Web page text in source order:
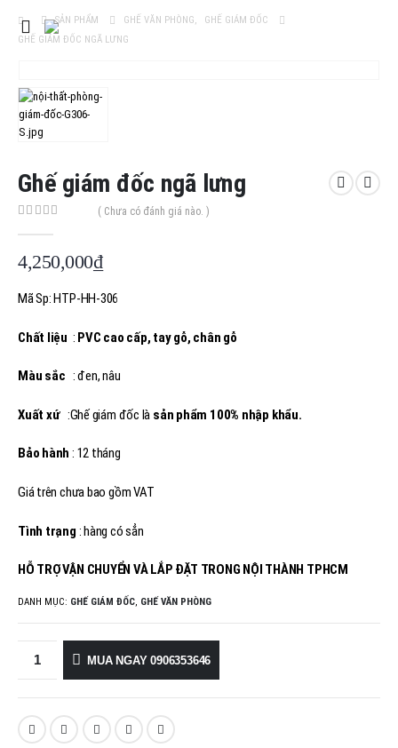
SẢN PHẨM GHẾ VĂN PHÒNG,
GHẾ GIÁM ĐỐC
GHẾ GIÁM ĐỐC NGÃ LƯNG
Ghế giám đốc ngã lưng
( Chưa có đánh giá nào. )
4,250,000₫
Mã Sp: HTP-HH-306
Chất liệu : PVC cao cấp, tay gỗ, chân gỗ
Màu sắc : đen, nâu
Xuất xứ :Ghế giám đốc là sản phẩm 100% nhập khẩu.
Bảo hành : 12 tháng
Giá trên chưa bao gồm VAT
Tình trạng : hàng có sẳn
HỖ TRỢ VẬN CHUYỂN VÀ LẮP ĐẶT TRONG NỘI THÀNH TPHCM
DANH MỤC: GHẾ GIÁM ĐỐC, GHẾ VĂN PHÒNG
MUA NGAY 0906353646